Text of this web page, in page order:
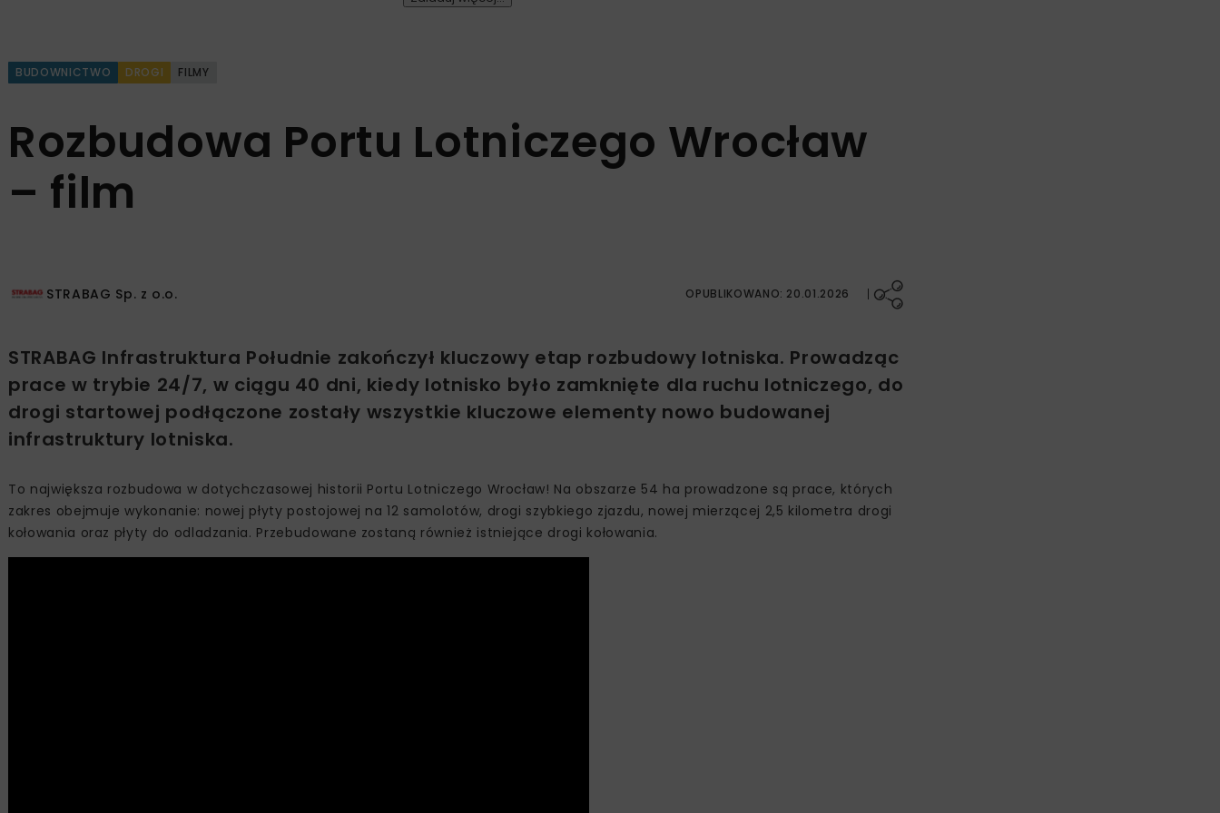
BUDOWNICTWO DROGI FILMY
Rozbudowa Portu Lotniczego Wrocław
– film
STRABAG Sp. z o.o. OPUBLIKOWANO: 20.01.2026
STRABAG Infrastruktura Południe zakończył kluczowy etap rozbudowy lotniska. Prowadząc
prace w trybie 24/7, w ciągu 40 dni, kiedy lotnisko było zamknięte dla ruchu lotniczego, do
drogi startowej podłączone zostały wszystkie kluczowe elementy nowo budowanej
infrastruktury lotniska.
To największa rozbudowa w dotychczasowej historii Portu Lotniczego Wrocław! Na obszarze 54 ha prowadzone są prace, których
zakres obejmuje wykonanie: nowej płyty postojowej na 12 samolotów, drogi szybkiego zjazdu, nowej mierzącej 2,5 kilometra drogi
kołowania oraz płyty do odladzania. Przebudowane zostaną również istniejące drogi kołowania.